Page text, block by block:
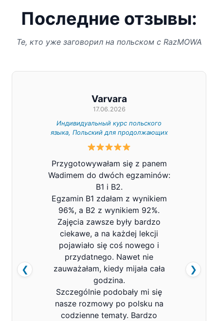
Последние отзывы:
Те, кто уже заговорил на польском с RazMOWA
Varvara
17.06.2026
Индивидуальный курс польского
языка, Польский для продолжающих
Przygotowywałam się z panem
Wadimem do dwóch egzaminów:
B1 i B2.
Egzamin B1 zdałam z wynikiem
96%, a B2 z wynikiem 92%.
Zajęcia zawsze były bardzo
ciekawe, a na każdej lekcji
pojawiało się coś nowego i
przydatnego. Nawet nie
zauważałam, kiedy mijała cała
godzina.
Szczególnie podobały mi się
nasze rozmowy po polsku na
codzienne tematy. Bardzo
❮ ❯